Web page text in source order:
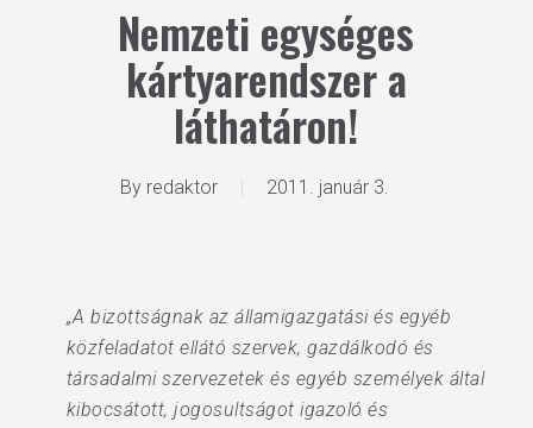
Nemzeti egységes
kártyarendszer a
láthatáron!
By redaktor 2011. január 3.
„A bizottságnak az államigazgatási és egyéb
közfeladatot ellátó szervek, gazdálkodó és
társadalmi szervezetek és egyéb személyek által
kibocsátott, jogosultságot igazoló és